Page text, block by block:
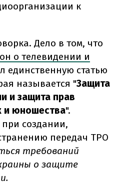
к
Дело в том, что
о телевидении и
единственную статью
называется "Защита
и защита прав
и юношества".
при создании,
передач ТРО
требований
о защите